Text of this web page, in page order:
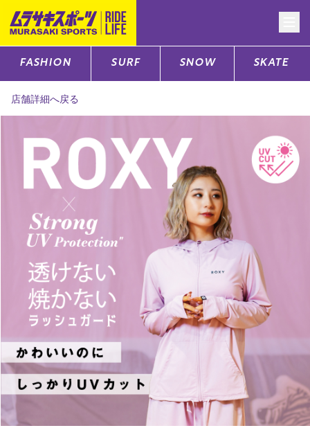
CATEGORY
サーフTOP
スノーTOP
スケートTOP
CONTENTS
ブランド一覧
特集一覧
スタッフスナップ
SUPPORT
ご利用ガイド
会員ランク
店頭受取サービス
ギフトラッピング
アフターサポート
下取り保証について
よくある質問
店舗一覧
FASHION SURF SNOW SKATE
店舗詳細へ戻る